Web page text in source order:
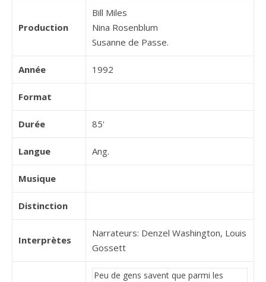
Production
Bill Miles
Nina Rosenblum
Susanne de Passe.
Année 1992
Format
Durée 85'
Langue Ang.
Musique
Distinction
Interprètes
Narrateurs: Denzel Washington, Louis
Gossett